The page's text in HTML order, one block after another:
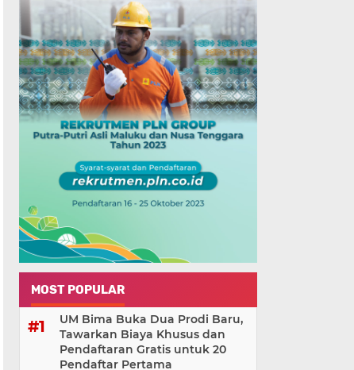
MOST POPULAR
UM Bima Buka Dua Prodi Baru,
Tawarkan Biaya Khusus dan
Pendaftaran Gratis untuk 20
Pendaftar Pertama